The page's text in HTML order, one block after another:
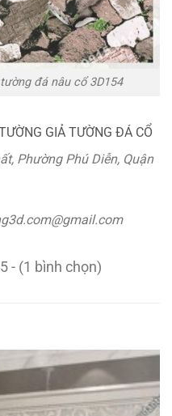
đá nâu cổ 3D154
GIẢ TƯỜNG ĐÁ CỔ
Phường Phú Diễn, Quận
- (1 bình chọn)